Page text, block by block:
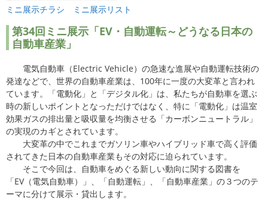
ミニ展示チラシ ミニ展示リスト
第34回ミニ展示「EV・自動運転～どうなる日本の
自動車産業」
電気自動車（Electric Vehicle）の急速な進展や自動運転技術の
発達などで、世界の自動車産業は、100年に一度の大変革と言われ
ています。「電動化」と「デジタル化」は、私たちが自動車を選ぶ
時の新しいポイントとなっただけではなく、特に「電動化」は温室
効果ガスの排出量と吸収量を均衡させる「カーボンニュートラル」
の実現のカギとされています。
大変革の中でこれまでガソリン車やハイブリッド車で高く評価
されてきた日本の自動車産業もその対応に迫られています。
そこで今回は、自動車をめぐる新しい動向に関する図書を
「EV（電気自動車）」、「自動運転」、「自動車産業」の３つのテ
ーマに分けて展示・貸出します。